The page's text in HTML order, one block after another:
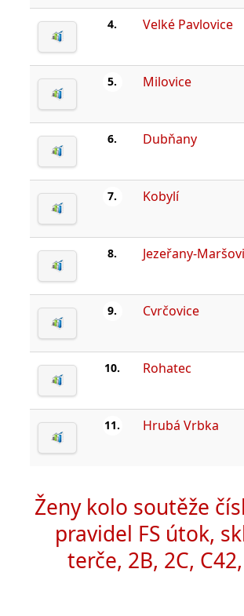
4. Velké Pavlovice
5. Milovice
6. Dubňany
7. Kobylí
8. Jezeřany-
9. Cvrčovice
10. Rohatec
11. Hrubá Vrbka
Ženy kolo soutěže
pravidel FS útok,
terče, 2B, 2C,